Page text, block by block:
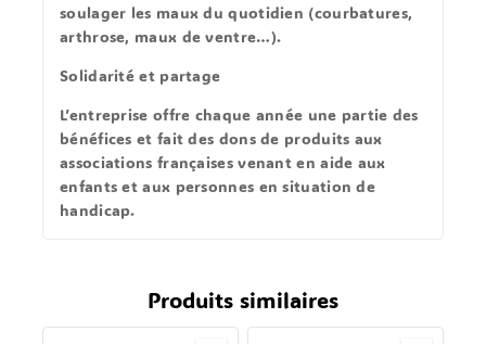
soulager les maux du quotidien (courbatures,
arthrose, maux de ventre…).
Solidarité et partage
L’entreprise offre chaque année une partie des
bénéfices et fait des dons de produits aux
associations françaises venant en aide aux
enfants et aux personnes en situation de
handicap.
Produits similaires